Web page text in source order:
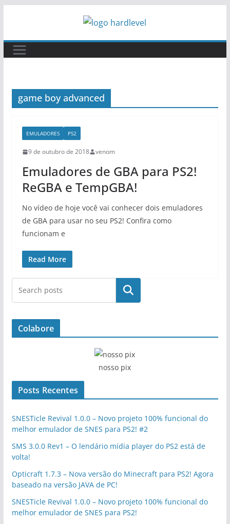
o
conteúdo
game boy advanced
EMULADORES PS2
9 de outubro de 2018 venom
Emuladores de GBA para PS2!
ReGBA e TempGBA!
No vídeo de hoje você vai conhecer dois emuladores
de GBA para usar no seu PS2! Confira como
funcionam e
Read More
Pesquisar
Colabore
nosso pix
Posts Recentes
SNESTicle Revival 1.0.0 – Novo projeto 100% funcional do
melhor emulador de SNES para PS2! #2
SMS 3.0.0 Rev1 – O lendário mídia player do PS2 está de
volta!
Opticraft 1.7.3 – Nova versão do Minecraft para PS2! Agora
baseado na versão JAVA de PC!
SNESTicle Revival 1.0.0 – Novo projeto 100% funcional do
melhor emulador de SNES para PS2!